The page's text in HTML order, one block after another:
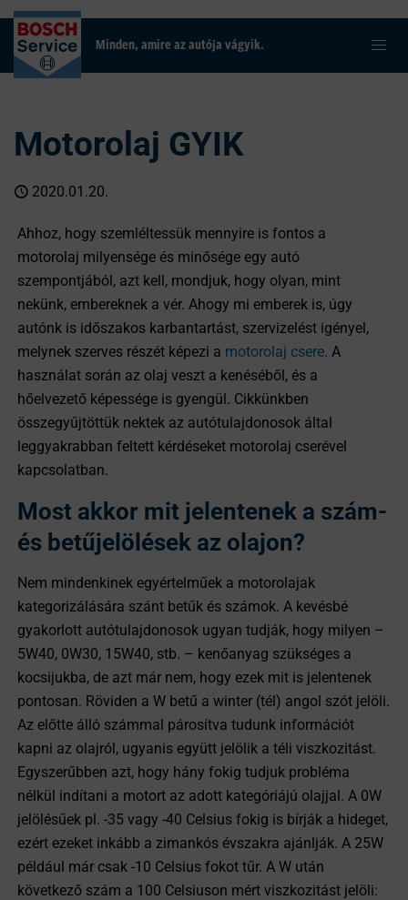
Minden, amire az autója vágyik.
Motorolaj GYIK
2020.01.20.
Ahhoz, hogy szemléltessük mennyire is fontos a
motorolaj milyensége és minősége egy autó
szempontjából, azt kell, mondjuk, hogy olyan, mint
nekünk, embereknek a vér. Ahogy mi emberek is, úgy
autónk is időszakos karbantartást, szervizelést igényel,
melynek szerves részét képezi a motorolaj csere. A
használat során az olaj veszt a kenéséből, és a
hőelvezető képessége is gyengül. Cikkünkben
összegyűjtöttük nektek az autótulajdonosok által
leggyakrabban feltett kérdéseket motorolaj cserével
kapcsolatban.
Most akkor mit jelentenek a szám-
és betűjelölések az olajon?
Nem mindenkinek egyértelműek a motorolajak
kategorizálására szánt betűk és számok. A kevésbé
gyakorlott autótulajdonosok ugyan tudják, hogy milyen –
5W40, 0W30, 15W40, stb. – kenőanyag szükséges a
kocsijukba, de azt már nem, hogy ezek mit is jelentenek
pontosan. Röviden a W betű a winter (tél) angol szót jelöli.
Az előtte álló számmal párosítva tudunk információt
kapni az olajról, ugyanis együtt jelölik a téli viszkozitást.
Egyszerűbben azt, hogy hány fokig tudjuk probléma
nélkül indítani a motort az adott kategóriájú olajjal. A 0W
jelölésűek pl. -35 vagy -40 Celsius fokig is bírják a hideget,
ezért ezeket inkább a zimankós évszakra ajánlják. A 25W
például már csak -10 Celsius fokot tűr. A W után
következő szám a 100 Celsiuson mért viszkozitást jelöli: